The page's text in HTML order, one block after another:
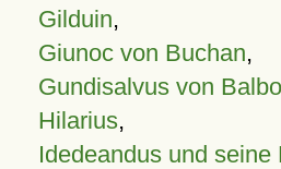
Gilduin,
Giunoc von Buchan,
Gundisalvus von
Hilarius,
Idedeandus und seine